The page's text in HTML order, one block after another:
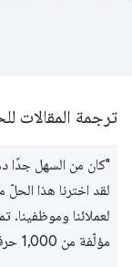
ترجمة المقالات
لقد اخترنا هذا
لعملائنا
مؤلّفة من 1,000 حرف في غضون ثانيتَين."